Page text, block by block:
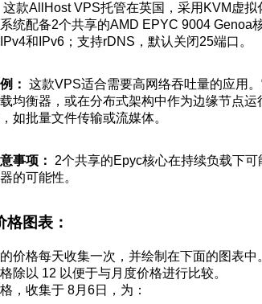
这款AllHost VPS托管在英国，采用KVM虚
统配备2个共享的AMD EPYC 9004 Genoa
和IPv6；支持rDNS，默认关闭25端口。
： 这款VPS适合需要高网络吞吐量的应用
均衡器，或在分布式架构中作为边缘节点
如批量文件传输或流媒体。
事项：
2个共享的Epyc核心在持续负载下
的可能性。
格图表：
价格每天收集一次，并绘制在下面的图表中
除以 12 以便于与月度价格进行比较。
，收集于 8月6日，为：